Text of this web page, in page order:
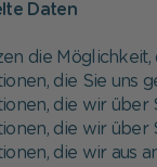
Daten
die
die Sie uns
die wir über
die wir über
die wir aus